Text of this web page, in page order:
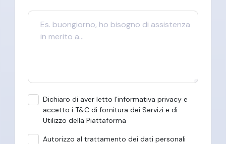
Dichiaro di aver letto l’informativa privacy e
accetto i T&C di fornitura dei Servizi e di
Utilizzo della Piattaforma
Autorizzo al trattamento dei dati personali